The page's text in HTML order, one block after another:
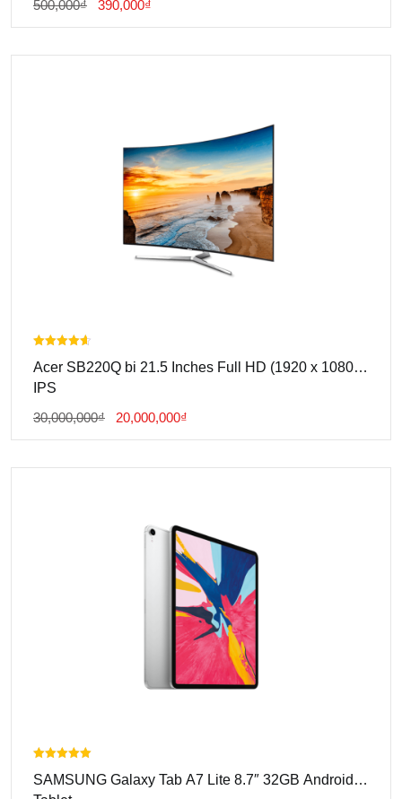
500,000₫
Giá
500,000₫.
390,000₫
Là:
Được xếp
hạng
4.00
Acer SB220Q bi 21.5 Inches Full HD (1920 x 1080)
IPS
30,000,000₫
Giá
30,000,000₫.
20,000,000₫
Là:
Được xếp
hạng
SAMSUNG Galaxy Tab A7 Lite 8.7″ 32GB Android